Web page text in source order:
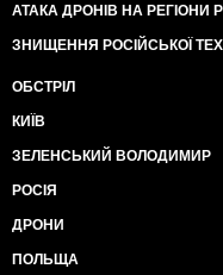
АТАКА ДРОНІВ НА РЕГІОНИ
ЗНИЩЕННЯ РОСІЙСЬКОЇ
ОБСТРІЛ
КИЇВ
ЗЕЛЕНСЬКИЙ ВОЛОДИМИР
РОСІЯ
ДРОНИ
ПОЛЬЩА